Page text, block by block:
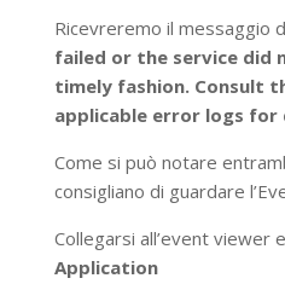
Ricevreremo il messaggio
failed or the service did
timely fashion. Consult
applicable error logs for
Come si può notare
consigliano di guardare
Collegarsi all’event viewer
Application